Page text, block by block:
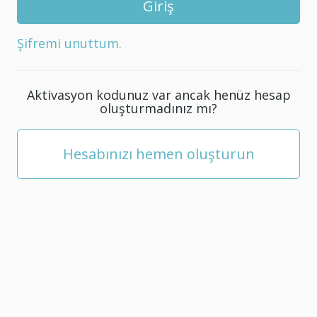
karakterden
oluşan
şifre
Şifremi unuttum.
Aktivasyon kodunuz var ancak henüz hesap
oluşturmadınız mı?
Hesabınızı hemen oluşturun